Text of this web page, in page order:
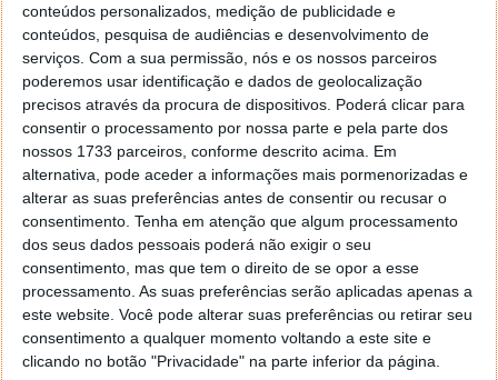
conteúdos personalizados, medição de publicidade e
conteúdos, pesquisa de audiências e desenvolvimento de
serviços. Com a sua permissão, nós e os nossos parceiros
poderemos usar identificação e dados de geolocalização
precisos através da procura de dispositivos. Poderá clicar para
consentir o processamento por nossa parte e pela parte dos
nossos 1733 parceiros, conforme descrito acima. Em
alternativa, pode aceder a informações mais pormenorizadas e
alterar as suas preferências antes de consentir ou recusar o
consentimento. Tenha em atenção que algum processamento
dos seus dados pessoais poderá não exigir o seu
consentimento, mas que tem o direito de se opor a esse
processamento. As suas preferências serão aplicadas apenas a
este website. Você pode alterar suas preferências ou retirar seu
consentimento a qualquer momento voltando a este site e
clicando no botão "Privacidade" na parte inferior da página.
Bem-estar além do spa
O turismo de bem-estar evoluiu para programas de
longevidade, retiros de saúde mental e atividades
físicas.
Yoga, surf e caminhadas são algumas das opções
procuradas por todas as idades, transformando a
viagem numa aposta na saúde a longo prazo.